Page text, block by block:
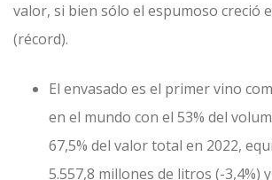
valor, si bien sólo el espumoso creció
(récord).
El envasado es el primer vino
en el mundo con el 53% del
67,5% del valor total en 2022,
5.557,8 millones de litros (-3,4%)